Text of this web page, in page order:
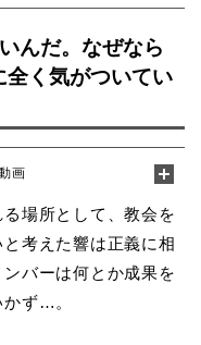
んだ。なぜなら
全く気がついてい
画
場所として、教会を
考えた響は正義に相
バーは何とか成果を
ず…。